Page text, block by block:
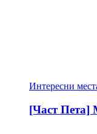
Интересни
[Част Пета]